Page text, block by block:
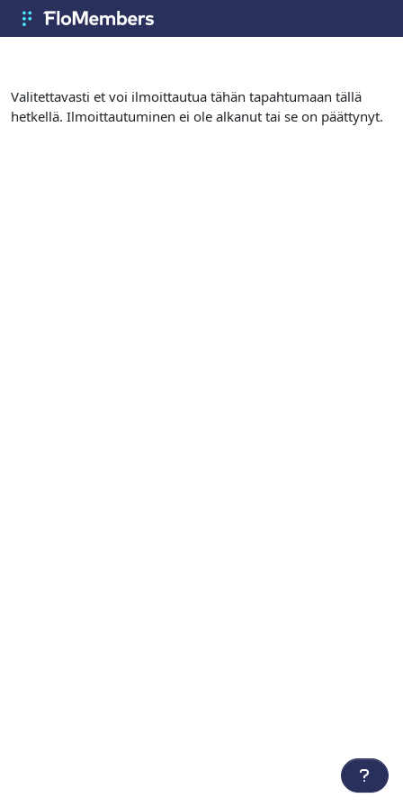
FloMembers
Valitettavasti et voi ilmoittautua tähän tapahtumaan tällä
hetkellä. Ilmoittautuminen ei ole alkanut tai se on päättynyt.